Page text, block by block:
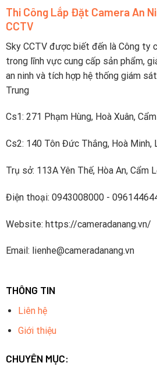
Thi Công Lắp Đặt Camera An
CCTV
Sky CCTV được biết đến là Công ty
trong lĩnh vực cung cấp sản phẩm,
an ninh và tích hợp hệ thống giám
Trung
Cs1: 271 Phạm Hùng, Hoà Xuân,
Cs2: 140 Tôn Đức Thắng, Hoà Minh,
Trụ sở: 113A Yên Thế, Hòa An, Cẩm
Điện thoại: 0943008000 -
Website: https://cameradanang.vn/
Email: lienhe@cameradanang.vn
THÔNG TIN
Liên hệ
Giới thiệu
CHUYÊN MỤC: